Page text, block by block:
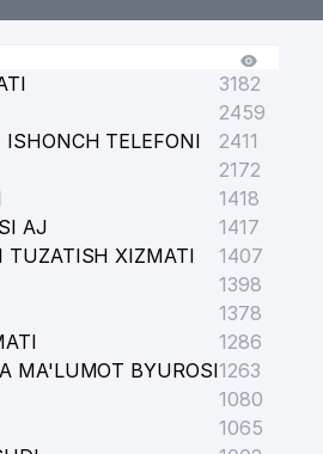
3182
2459
TELEFONI
2411
2172
1418
AJ
1417
TUZATISH XIZMATI
1407
1398
1378
1286
MA'LUMOT BYUROSI1263
1080
1065